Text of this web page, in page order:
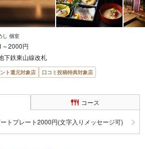
し 個室
～2000円
下鉄東山線改札
ト還元対象店
口コミ投稿特典対象店
コース
トプレート2000円(文字入りメッセージ可)